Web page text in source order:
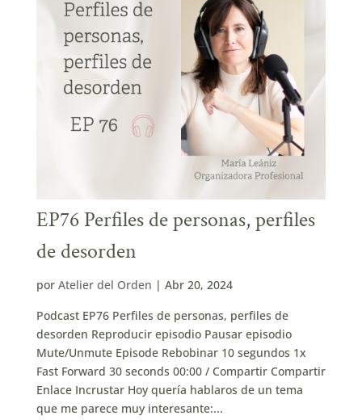
EP76 Perfiles de personas, perfiles
de desorden
por Atelier del Orden | Abr 20, 2024
Podcast EP76 Perfiles de personas, perfiles de
desorden Reproducir episodio Pausar episodio
Mute/Unmute Episode Rebobinar 10 segundos 1x
Fast Forward 30 seconds 00:00 / Compartir Compartir
Enlace Incrustar Hoy quería hablaros de un tema
que me parece muy interesante:...